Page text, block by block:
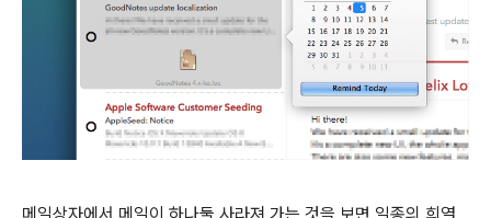
메일상자에서 메일이 하나둘 사라져 가는 것을 보면 일종의 희열